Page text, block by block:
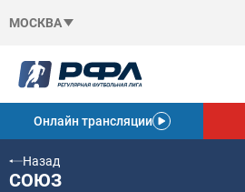
МОСКВА
Онлайн трансляции
Назад
СОЮЗ